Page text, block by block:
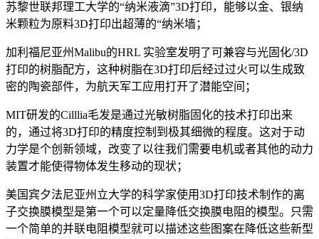
苏黎世联邦理工大学的“纳米液滴”3D打印，能够以金、银纳
米颗粒为原料3D打印出超薄的“纳米墙；
加利福尼亚州Malibu的HRL 实验室发明了可兼容与光固化/3D
打印的树脂配方，这种树脂在3D打印后经过过火可以生成致
密的陶瓷部件，为航天军工应用打开了潜能空间；
MIT研发的Cilllia毛发是通过光敏树脂固化的技术打印出来
的，通过将3D打印的精度控制到极其细微的程度。这对于动
力学是个创新领域，改变了以往我们需要电机或者其他的动力
装置才能使得物体发生移动的现状；
美国宾夕法尼亚州立大学的科学家使用3D打印技术制作的离
子交换膜模型是第一个可以定量降低交换膜电阻的模型。只需
一个简单的并联电阻模型就可以描述这些图案在降低这些新型